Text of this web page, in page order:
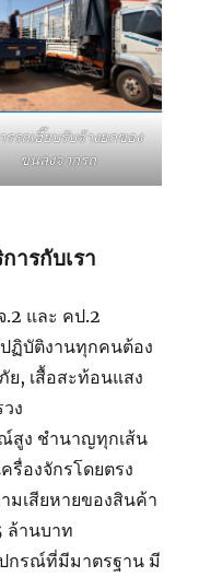
รรถเฮี๊ยบรับจ้างยกของ
ขนลงจากรถ
ารกับเรา
และ คป.2
ฏิบัติงานทุกคนต้อง
ย, เสื้อสะท้อนแสง
ง
สูง ชำนาญทุกเส้น
รื่องจักรโดยตรง
มเสียหายของสินค้า
ล้านบาท
กรณ์ที่มีมาตรฐาน มี